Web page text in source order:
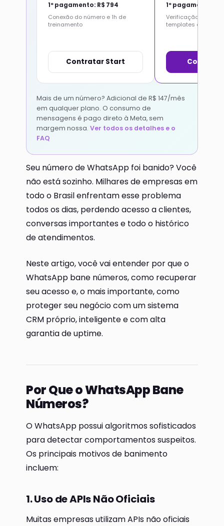
1º pagamento: R$ 794
Conexão do número e 1h de
treinamento
Contratar Start
1º pagamento: R$
Verificação
templates e 2h de
Mais de um número? Adicional de R$ 147/mês
em qualquer plano. O consumo de
mensagens é pago direto à Meta, sem
margem nossa. Ver todos os detalhes e o
FAQ
Seu número de WhatsApp foi banido? Você
não está sozinho. Milhares de empresas em
todo o Brasil enfrentam esse problema
todos os dias, perdendo acesso a clientes,
conversas importantes e todo o histórico
de atendimentos.
Neste artigo, você vai entender por que o
WhatsApp bane números, como recuperar
seu acesso e, o mais importante, como
proteger seu negócio com um sistema
CRM próprio, inteligente e com alta
garantia de uptime.
Por Que o WhatsApp Bane
Números?
O WhatsApp possui algoritmos sofisticados
para detectar comportamentos suspeitos.
Os principais motivos de banimento
incluem:
1. Uso de APIs Não Oficiais
Muitas empresas utilizam APIs não oficiais